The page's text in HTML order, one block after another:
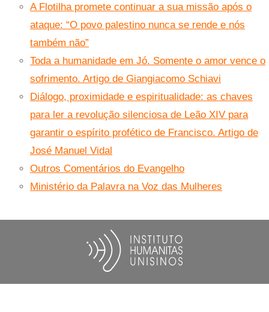
A Flotilha promete continuar a sua missão após o
ataque: “O povo palestino nunca se rende e nós
também não”
Toda a humanidade em Jó. Somente o amor vence o
sofrimento. Artigo de Giangiacomo Schiavi
Diálogo, proximidade e espiritualidade: as chaves
para ler a revolução silenciosa de Leão XIV para
garantir o espírito profético de Francisco. Artigo de
José Manuel Vidal
Outros Comentários do Evangelho
Ministério da Palavra na Voz das Mulheres